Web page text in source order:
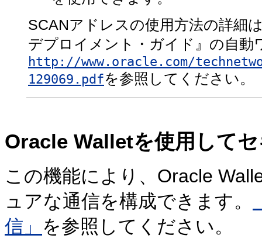
SCANアドレスの使用方法の詳細
デプロイメント・ガイド』の自動
http://www.oracle.com/
129069.pdfを参照してください。
Oracle Walletを使用して
この機能により、Oracle
ュアな通信を構成できます。
信」 を参照してください。